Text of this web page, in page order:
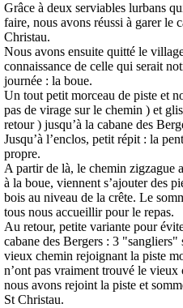
Grâce à deux serviables lurbans
faire, nous avons réussi à garer le
Christau.
Nous avons ensuite quitté le
connaissance de celle qui serait
journée : la boue.
Un tout petit morceau de piste et
pas de virage sur le chemin ) et
retour ) jusqu’à la cabane des
Jusqu’à l’enclos, petit répit : la
propre.
A partir de là, le chemin zigzague
à la boue, viennent s’ajouter des
bois au niveau de la crête. Le
tous nous accueillir pour le repas.
Au retour, petite variante pour
cabane des Bergers : 3 "sangliers"
vieux chemin rejoignant la piste
n’ont pas vraiment trouvé le
nous avons rejoint la piste et
St Christau.